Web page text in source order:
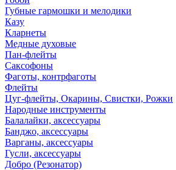
Губные гармошки и мелодики
Казу
Кларнеты
Медные духовые
Пан-флейты
Саксофоны
Фаготы, контрфаготы
Флейты
Цуг-флейты, Окарины, Свистки, Рожки
Народные инструменты
Балалайки, аксессуары
Банджо, аксессуары
Варганы, аксессуары
Гусли, аксессуары
Добро (Резонатор)